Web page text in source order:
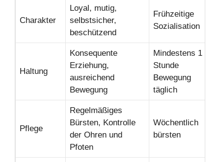
Charakter
Loyal, mutig,
selbstsicher,
beschützend
Frühzeitige
Sozialisation
Haltung
Konsequente
Erziehung,
ausreichend
Bewegung
Mindestens 1
Stunde
Bewegung
täglich
Pflege
Regelmäßiges
Bürsten, Kontrolle
der Ohren und
Pfoten
Wöchentlich
bürsten